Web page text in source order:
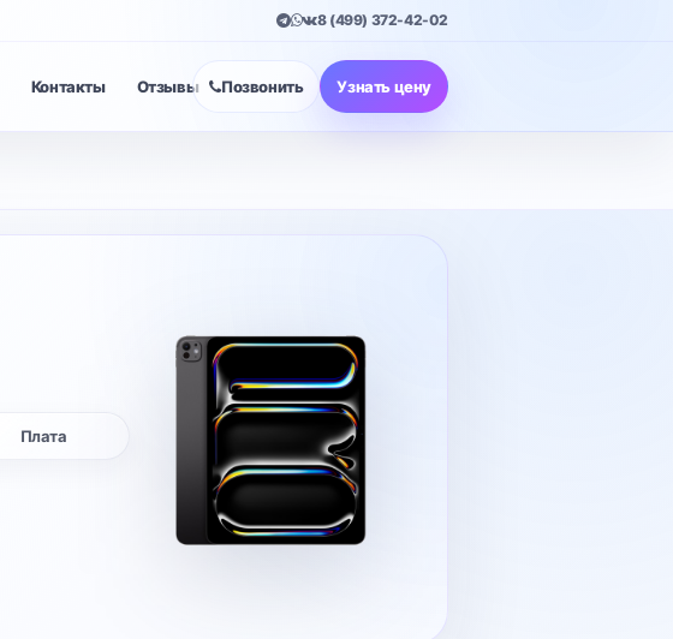
8 (499) 372-42-02
Контакты Отзывы Позвонить Узнать цену
Плата